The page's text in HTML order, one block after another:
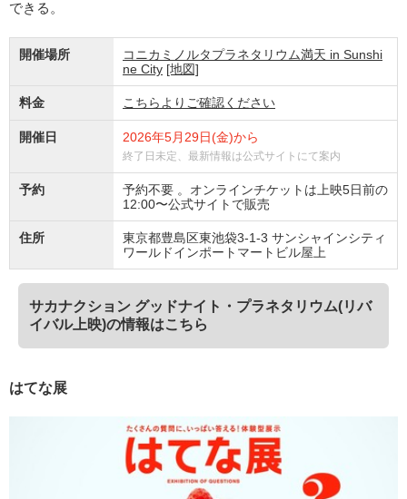
できる。
開催場所
コニカミノルタプラネタリウム満天 in Sunshi
ne City [地図]
料金 こちらよりご確認ください
開催日 2026年5月29日(金)から
終了日未定、最新情報は公式サイトにて案内
予約
予約不要 。オンラインチケットは上映5日前の
12:00〜公式サイトで販売
住所
東京都豊島区東池袋3-1-3 サンシャインシティ
ワールドインポートマートビル屋上
サカナクション グッドナイト・プラネタリウム(リバ
イバル上映)の情報はこちら
はてな展